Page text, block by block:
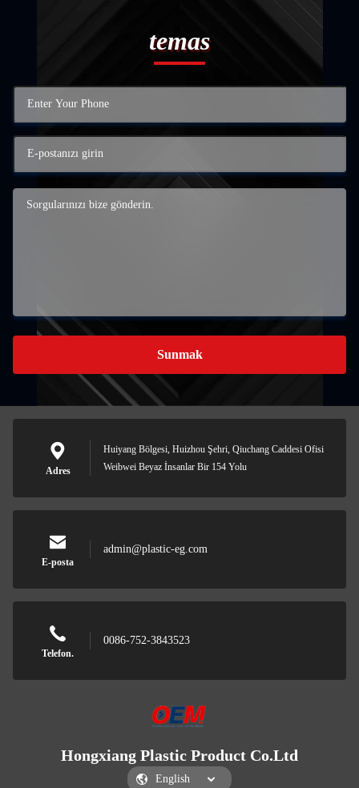
temas
Sunmak
Adres
Huiyang Bölgesi, Huizhou Şehri, Qiuchang Caddesi Ofisi
Weibwei Beyaz İnsanlar Bir 154 Yolu
E-posta
admin@plastic-eg.com
Telefon.
0086-752-3843523
Hongxiang Plastic Product Co.Ltd